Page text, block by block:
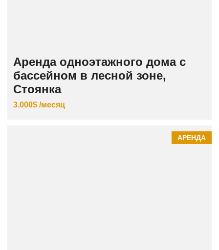
Аренда одноэтажного дома с
бассейном в лесной зоне,
Стоянка
3.000$ /месяц
АРЕНДА